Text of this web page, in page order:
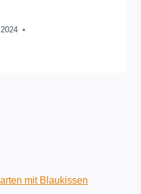
mit Blaukissen